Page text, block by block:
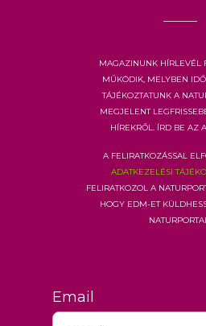
Magazinunk hírlevél
működik, melyben
tájékoztatunk a
megjelent
hírekről. Írd be az
A feliratkozással
adatkezelési
feliratkozol a
hogy EDM-et
Email